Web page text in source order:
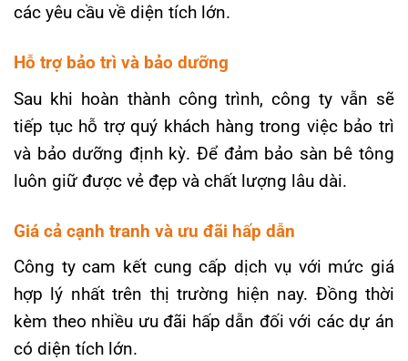
các yêu cầu về diện tích lớn.
Hỗ trợ bảo trì và bảo dưỡng
Sau khi hoàn thành công trình, công ty vẫn sẽ
tiếp tục hỗ trợ quý khách hàng trong việc bảo trì
và bảo dưỡng định kỳ. Để đảm bảo sàn bê tông
luôn giữ được vẻ đẹp và chất lượng lâu dài.
Giá cả cạnh tranh và ưu đãi hấp dẫn
Công ty cam kết cung cấp dịch vụ với mức giá
hợp lý nhất trên thị trường hiện nay. Đồng thời
kèm theo nhiều ưu đãi hấp dẫn đối với các dự án
có diện tích lớn.